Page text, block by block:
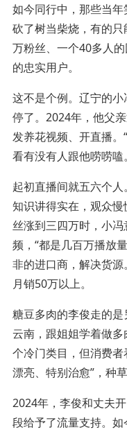
如今同行中，那些当
砍了树当柴烧，有的
万粉丝、一个40多人
的忠实用户。
这不是个例。辽宁的
停了。2024年，他父
发养花视频、开直播
看有没有人跟他唠唠嗑
起初直播间就五六个
知识讲得实在，观众
丝涨到三四万时，小
频，“都是几百万播放
非的进口商，解决货
月销50万以上。
糖豆多肉的李俊走的
云南，跟姐姐学着做
个冷门类目，但消费
漂亮、特别治愈”，种
2024年，李俊和丈夫
段给予了流量支持。